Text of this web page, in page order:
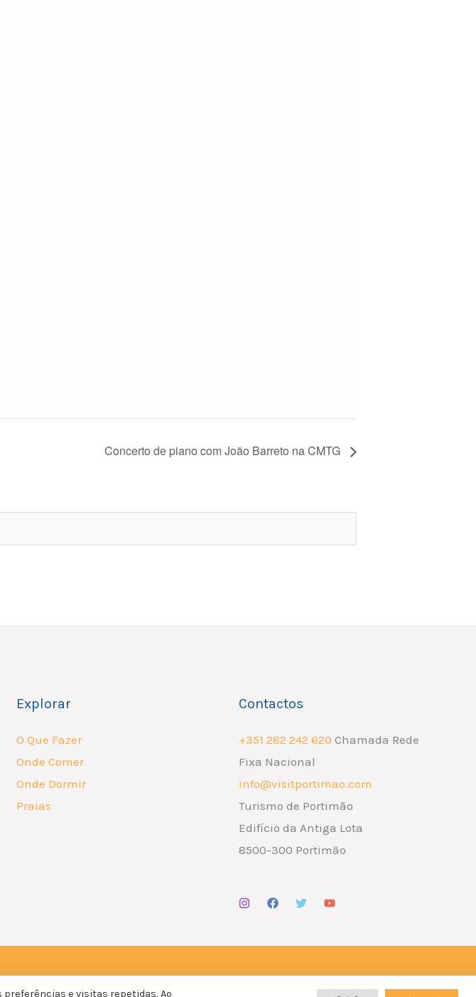
Concerto de piano com João Barreto na CMTG
Explorar
O Que Fazer
Onde Comer
Onde Dormir
Praias
Contactos
+351 282 242 620 Chamada Rede
Fixa Nacional
info@visitportimao.com
Turismo de Portimão
Edifício da Antiga Lota
8500-300 Portimão
e visitas repetidas. Ao